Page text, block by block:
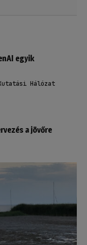
egyik
Kutatási Hálózat
a jövőre